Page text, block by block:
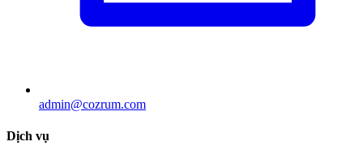
admin@cozrum.com
Dịch vụ